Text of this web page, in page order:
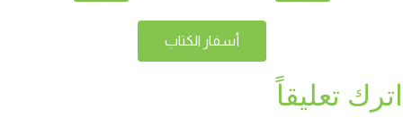
أسفار الكتاب
اترك تعليقاً